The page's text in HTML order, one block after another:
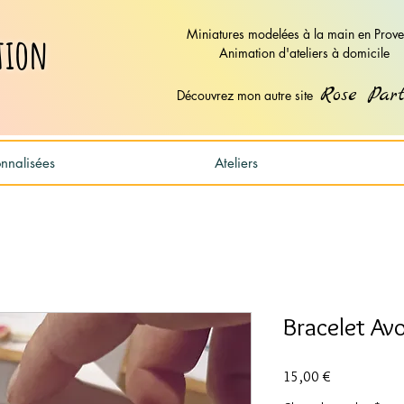
Miniatures modelées à la main en
Animation d'ateliers à domicile
Découvrez mon autre site Rose
Ateliers
Bracelet
15,00 €